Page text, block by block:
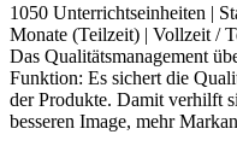
1050 Unterrichtseinheiten |
Monate (Teilzeit) | Vollzeit /
Das Qualitätsmanagement
Funktion: Es sichert die
der Produkte. Damit verhilft
besseren Image, mehr